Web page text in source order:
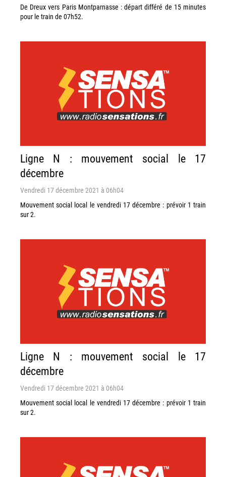
De Dreux vers Paris Montparnasse : départ différé de 15 minutes
pour le train de 07h52.
Ligne N : mouvement social le 17
décembre
Vendredi 17 décembre 2021 à 06h04
Mouvement social local le vendredi 17 décembre : prévoir 1 train
sur 2.
Ligne N : mouvement social le 17
décembre
Vendredi 17 décembre 2021 à 06h04
Mouvement social local le vendredi 17 décembre : prévoir 1 train
sur 2.